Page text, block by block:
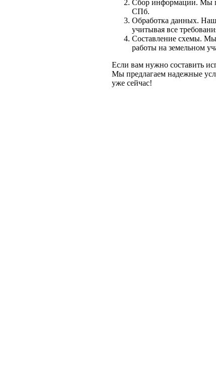
Сбор информации. Мы
СПб.
Обработка данных.
учитывая все
Составление схемы. Мы
работы на земельном
Если вам нужно составить
Мы предлагаем надежные
уже сейчас!